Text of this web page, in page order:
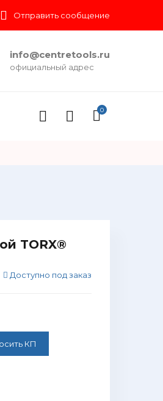
Отправить сообщение
info@centretools.ru
официальный адрес
0
TORX®
Доступно под заказ
КП